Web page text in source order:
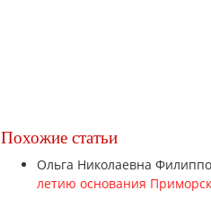
Похожие статьи
Ольга Николаевна
летию основания